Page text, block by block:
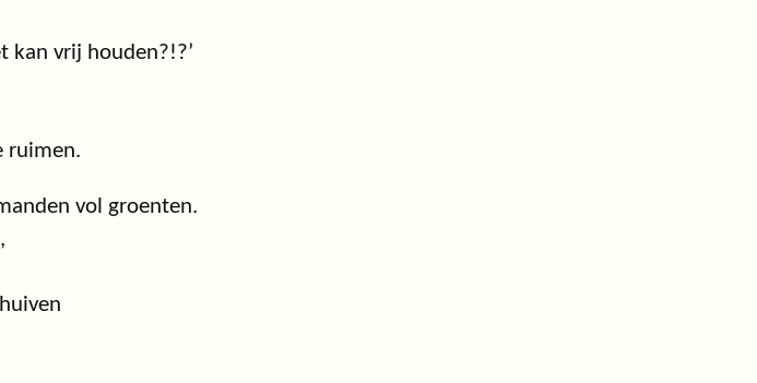
kan vrij houden?!?’
ruimen.
vol groenten.